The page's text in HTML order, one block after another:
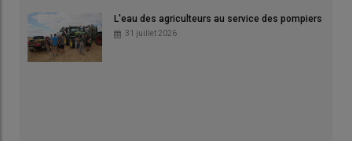
L'eau des agriculteurs au service des pompiers
31 juillet 2026